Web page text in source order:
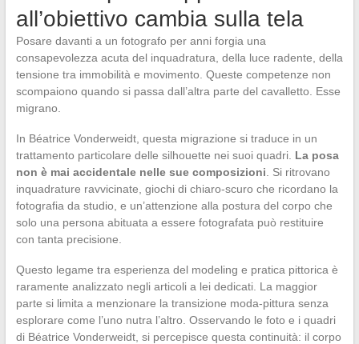
all’obiettivo cambia sulla tela
Posare davanti a un fotografo per anni forgia una
consapevolezza acuta del inquadratura, della luce radente, della
tensione tra immobilità e movimento. Queste competenze non
scompaiono quando si passa dall’altra parte del cavalletto. Esse
migrano.
In Béatrice Vonderweidt, questa migrazione si traduce in un
trattamento particolare delle silhouette nei suoi quadri. La posa
non è mai accidentale nelle sue composizioni . Si ritrovano
inquadrature ravvicinate, giochi di chiaro-scuro che ricordano la
fotografia da studio, e un’attenzione alla postura del corpo che
solo una persona abituata a essere fotografata può restituire
con tanta precisione.
Questo legame tra esperienza del modeling e pratica pittorica è
raramente analizzato negli articoli a lei dedicati. La maggior
parte si limita a menzionare la transizione moda-pittura senza
esplorare come l’uno nutra l’altro. Osservando le foto e i quadri
di Béatrice Vonderweidt, si percepisce questa continuità: il corpo